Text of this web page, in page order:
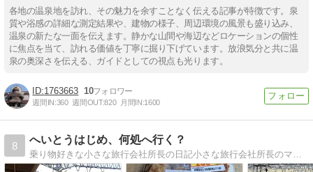
各地の温泉地を訪れ、その魅力を余すことなく伝える記事が特徴です。泉
質や浴感の詳細な測定結果や、建物の様子、周辺環境の風景も盛り込み、
温泉の新たな一面を伝えます。静かな山間や海辺などロケーションの個性
に焦点を当て、訪れる価値を丁寧に掘り下げています。放浪気分と共に温
泉の奥深さを伝える、ガイドとしての視点も光ります。
1763663 10
週間IN:360 週間OUT:820 月間IN:1600
8
へいとうはじめ、何処へ行く？